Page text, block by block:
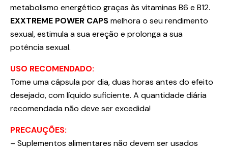
metabolismo energético graças às vitaminas B6 e B12.
EXXTREME POWER CAPSmelhora o seu rendimento
sexual, estimula a sua ereção e prolonga a sua
potência sexual.
USO RECOMENDADO:
Tome uma cápsula por dia, duas horas antes do efeito
desejado, com líquido suficiente. A quantidade diária
recomendada não deve ser excedida!
PRECAUÇÕES:
– Suplementos alimentares não devem ser usados